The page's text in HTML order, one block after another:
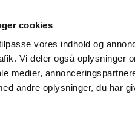
cookies
vores indhold og
Vi deler også oplysninger
medier,
andre oplysninger, du har
Foreningen for